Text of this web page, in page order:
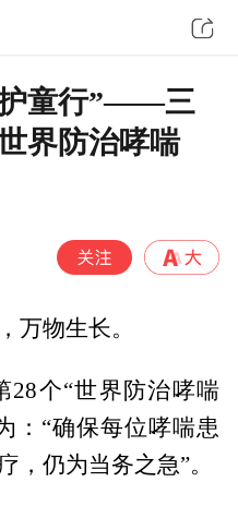
护童行”——三
界防治哮喘
万物生长。
28个“世界防治哮喘
：“确保每位哮喘患
，仍为当务之急”。